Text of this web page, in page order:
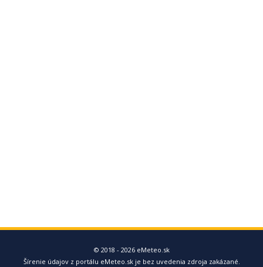
© 2018 - 2026 eMeteo.sk
Šírenie údajov z portálu eMeteo.sk je bez uvedenia zdroja zakázané.